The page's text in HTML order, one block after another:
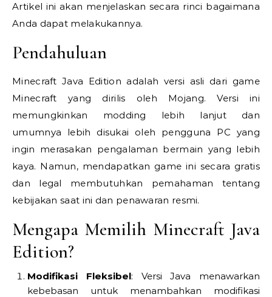
Artikel ini akan menjelaskan secara rinci bagaimana
Anda dapat melakukannya.
Pendahuluan
Minecraft Java Edition adalah versi asli dari game
Minecraft yang dirilis oleh Mojang. Versi ini
memungkinkan modding lebih lanjut dan
umumnya lebih disukai oleh pengguna PC yang
ingin merasakan pengalaman bermain yang lebih
kaya. Namun, mendapatkan game ini secara gratis
dan legal membutuhkan pemahaman tentang
kebijakan saat ini dan penawaran resmi.
Mengapa Memilih Minecraft Java
Edition?
Modifikasi Fleksibel: Versi Java menawarkan
kebebasan untuk menambahkan modifikasi